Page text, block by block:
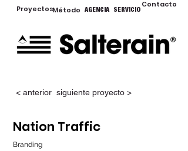
ProyectosMétodo AGENCIA SERVICIO
Contacto
< anterior siguiente proyecto >
Nation Traffic
Branding